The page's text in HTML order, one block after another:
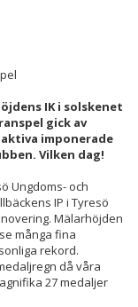
IK i solskenet
gick av
imponerade
Vilken dag!
Ungdoms- och
IP i Tyresö
Mälarhöjden
många fina
rekord.
då våra
27 medaljer